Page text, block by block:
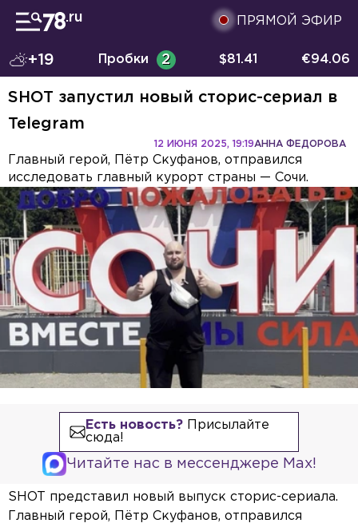
ПРЯМОЙ ЭФИР
+19 Пробки 2 $81.41 €94.06
SHOT запустил новый сторис-сериал в
Telegram
АННА ФЕДОРОВА
12 ИЮНЯ 2025, 19:19
Главный герой, Пётр Скуфанов, отправился
исследовать главный курорт страны — Сочи.
Есть новость?Присылайте
сюда!
Читайте нас в мессенджере Max!
SHOT представил новый выпуск сторис-сериала.
Главный герой, Пётр Скуфанов, отправился